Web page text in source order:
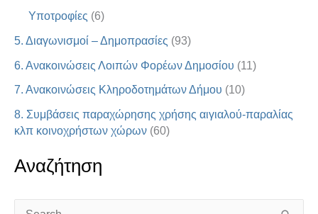
Υποτροφίες (6)
5. Διαγωνισμοί – Δημοπρασίες (93)
6. Ανακοινώσεις Λοιπών Φορέων Δημοσίου (11)
7. Ανακοινώσεις Κληροδοτημάτων Δήμου (10)
8. Συμβάσεις παραχώρησης χρήσης αιγιαλού-παραλίας
κλπ κοινοχρήστων χώρων (60)
Αναζήτηση